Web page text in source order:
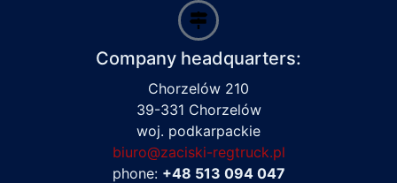
Company headquarters:
Chorzelów 210
39-331 Chorzelów
woj. podkarpackie
biuro@zaciski-regtruck.pl
phone: +48 513 094 047